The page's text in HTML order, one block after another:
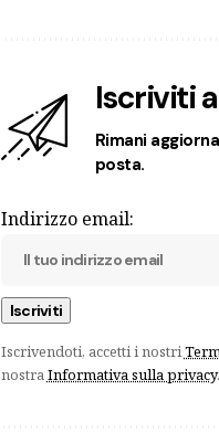
Iscriviti
Rimani
posta.
Indirizzo email:
Iscrivendoti, accetti i nostri
nostraInformativa sulla privacy